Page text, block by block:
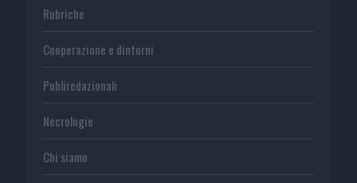
Rubriche
Cooperazione e dintorni
Publiredazionali
Necrologie
Chi siamo